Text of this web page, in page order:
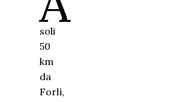
soli
50
km
da
Forlì,